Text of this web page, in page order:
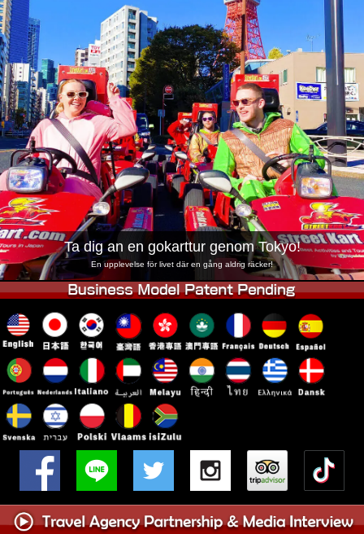
Boka
Byt butik
Tokyo Shinagawa Tokyo Akihabara#1
Tokyo Akihabara#2 Tokyo Shibuya
Tokyo Shibuya Annex Tokyo Bay
Tokyo Asakusa Osaka
Okinawa
Ta dig an en gokarttur genom Tokyo!
En upplevelse för livet där en gång aldrig räcker!